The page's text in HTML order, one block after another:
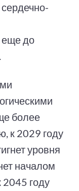
еще до
более
к 2029 году
уровня
началом
2045 году